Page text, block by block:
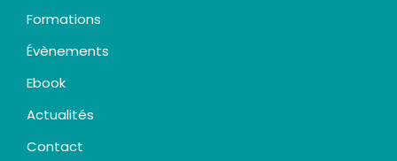
Formations
Évènements
Ebook
Actualités
Contact